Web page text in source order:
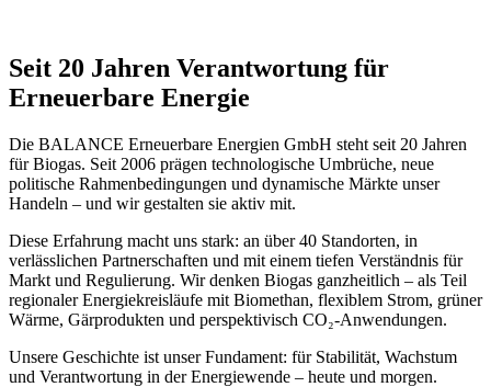
Seit 20 Jahren Verantwortung für
Erneuerbare Energie
Die BALANCE Erneuerbare Energien GmbH steht seit 20 Jahren
für Biogas. Seit 2006 prägen technologische Umbrüche, neue
politische Rahmenbedingungen und dynamische Märkte unser
Handeln – und wir gestalten sie aktiv mit.
Diese Erfahrung macht uns stark: an über 40 Standorten, in
verlässlichen Partnerschaften und mit einem tiefen Verständnis für
Markt und Regulierung. Wir denken Biogas ganzheitlich – als Teil
regionaler Energiekreisläufe mit Biomethan, flexiblem Strom, grüner
Wärme, Gärprodukten und perspektivisch CO₂‑Anwendungen.
Unsere Geschichte ist unser Fundament: für Stabilität, Wachstum
und Verantwortung in der Energiewende – heute und morgen.